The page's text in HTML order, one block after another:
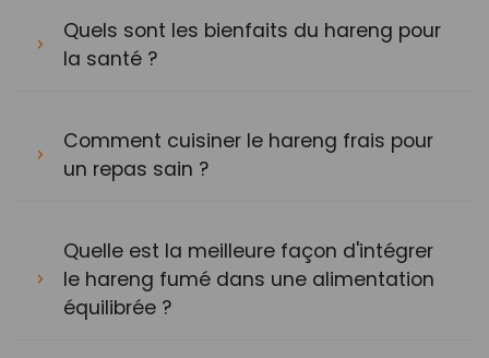
Quels sont les bienfaits du hareng pour
la santé ?
Comment cuisiner le hareng frais pour
un repas sain ?
Quelle est la meilleure façon d'intégrer
le hareng fumé dans une alimentation
équilibrée ?